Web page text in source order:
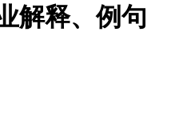
解释、例句